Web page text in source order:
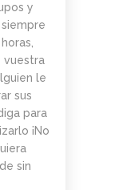
y
vuestra
le
sus
para
¡No
sin